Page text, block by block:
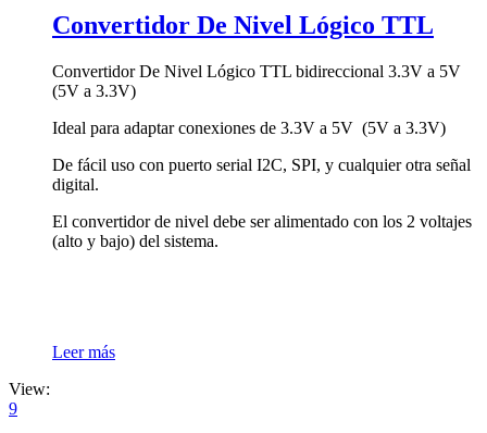
Convertidor De Nivel Lógico TTL
Convertidor De Nivel Lógico TTL bidireccional 3.3V a 5V
(5V a 3.3V)
Ideal para adaptar conexiones de 3.3V a 5V (5V a 3.3V)
De fácil uso con puerto serial I2C, SPI, y cualquier otra señal
digital.
El convertidor de nivel debe ser alimentado con los 2 voltajes
(alto y bajo) del sistema.
Leer más
View:
9